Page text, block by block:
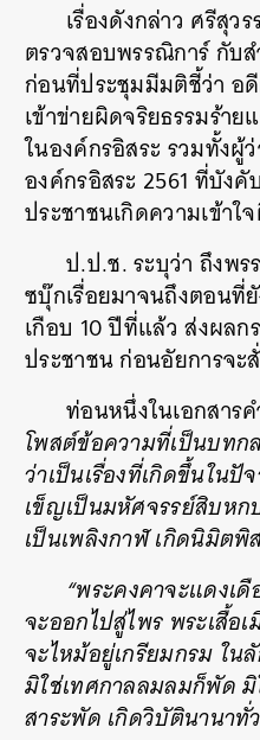
เรื่องดังกล่าว ศรีสุ
ตรวจสอบพรรณิการ์ กับ
ก่อนที่ประชุมมีมติชี้ว่า อ
เข้าข่ายผิดจริยธรรมร้า
ในองค์กรอิสระ รวมทั้ง
องค์กรอิสระ 2561 ที่บัง
ประชาชนเกิดความเข้า
ป.ป.ช. ระบุว่า ถึงพ
ซบุ๊กเรื่อยมาจนถึงตอนที่
เกือบ 10 ปีที่แล้ว ส่งผล
ประชาชน ก่อนอัยการจ
ท่อนหนึ่งในเอกสาร
โพสต์ข้อความที่เป็นบท
ว่าเป็นเรื่องที่เกิดขึ้นใน
เข็ญเป็นมหัศจรรย์สิบหก
เป็นเพลิงกาฬ เกิดนิมิตพิ
“พระคงคาจะแดงเ
จะออกไปสู่ไพร พระเสื้อ
จะไหม้อยู่เกรียมกรม ใ
มิใช่เทศกาลลมลมก็พัด
สาระพัด เกิดวิบัตินานาทั่